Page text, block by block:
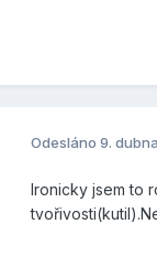
Odesláno 9.
Ironicky jsem to